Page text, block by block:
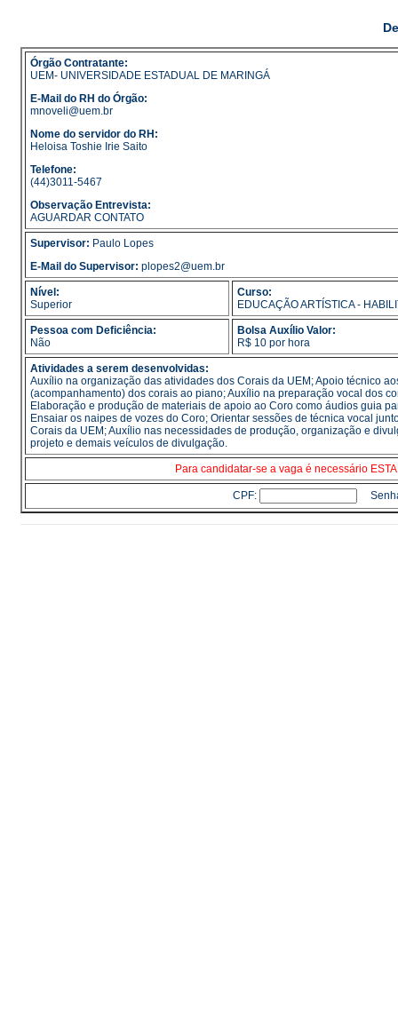
Órgão Contratante:
UEM- UNIVERSIDADE ESTADUAL DE MARINGÁ
E-Mail do RH do Órgão:
mnoveli@uem.br
Nome do servidor do RH:
Heloisa Toshie Irie Saito
Telefone:
(44)3011-5467
Observação Entrevista:
AGUARDAR CONTATO
Supervisor: Paulo Lopes
E-Mail do Supervisor: plopes2@uem.br
Nível:
Superior
Curso:
EDUCAÇÃO ARTÍSTICA -
Pessoa com Deficiência:
Não
Bolsa Auxílio Valor:
R$ 10 por hora
Atividades a serem desenvolvidas:
Auxílio na organização das atividades dos Corais da UEM; Apoio técnico
(acompanhamento) dos corais ao piano; Auxílio na preparação vocal dos
Elaboração e produção de materiais de apoio ao Coro como áudios guia
Ensaiar os naipes de vozes do Coro; Orientar sessões de técnica vocal
Corais da UEM; Auxílio nas necessidades de produção, organização e
projeto e demais veículos de divulgação.
Para candidatar-se a vaga é necessário
CPF: